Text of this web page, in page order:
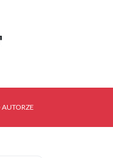
AUTORZE